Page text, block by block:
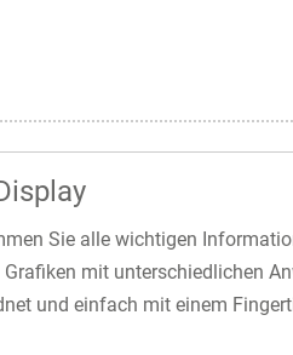
Sie alle wichtigen
mit unterschiedlichen
und einfach mit einem